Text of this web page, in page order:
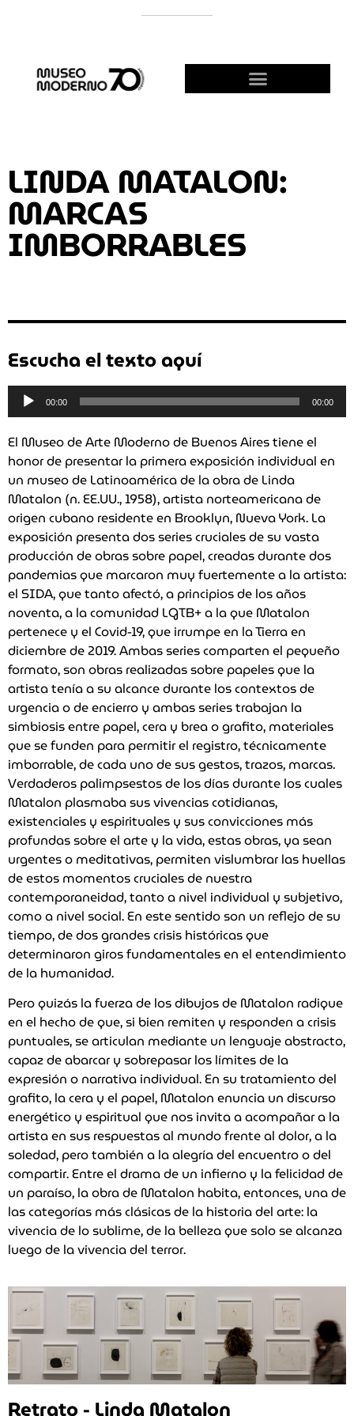
LINDA MATALON:
MARCAS
IMBORRABLES
Escucha el texto aquí
Reproductor
de
00:00 00:00
El Museo de Arte Moderno de Buenos Aires tiene el
honor de presentar la primera exposición individual en
un museo de Latinoamérica de la obra de Linda
Matalon (n. EE.UU., 1958), artista norteamericana de
origen cubano residente en Brooklyn, Nueva York. La
exposición presenta dos series cruciales de su vasta
producción de obras sobre papel, creadas durante dos
pandemias que marcaron muy fuertemente a la artista:
el SIDA, que tanto afectó, a principios de los años
noventa, a la comunidad LGTB+ a la que Matalon
pertenece y el Covid-19, que irrumpe en la Tierra en
diciembre de 2019. Ambas series comparten el pequeño
formato, son obras realizadas sobre papeles que la
artista tenía a su alcance durante los contextos de
urgencia o de encierro y ambas series trabajan la
simbiosis entre papel, cera y brea o grafito, materiales
que se funden para permitir el registro, técnicamente
imborrable, de cada uno de sus gestos, trazos, marcas.
Verdaderos palimpsestos de los días durante los cuales
Matalon plasmaba sus vivencias cotidianas,
existenciales y espirituales y sus convicciones más
profundas sobre el arte y la vida, estas obras, ya sean
urgentes o meditativas, permiten vislumbrar las huellas
de estos momentos cruciales de nuestra
contemporaneidad, tanto a nivel individual y subjetivo,
como a nivel social. En este sentido son un reflejo de su
tiempo, de dos grandes crisis históricas que
determinaron giros fundamentales en el entendimiento
de la humanidad.
Pero quizás la fuerza de los dibujos de Matalon radique
en el hecho de que, si bien remiten y responden a crisis
puntuales, se articulan mediante un lenguaje abstracto,
capaz de abarcar y sobrepasar los límites de la
expresión o narrativa individual. En su tratamiento del
grafito, la cera y el papel, Matalon enuncia un discurso
energético y espiritual que nos invita a acompañar a la
artista en sus respuestas al mundo frente al dolor, a la
soledad, pero también a la alegría del encuentro o del
compartir. Entre el drama de un infierno y la felicidad de
un paraíso, la obra de Matalon habita, entonces, una de
las categorías más clásicas de la historia del arte: la
vivencia de lo sublime, de la belleza que solo se alcanza
luego de la vivencia del terror.
Retrato - Linda Matalon